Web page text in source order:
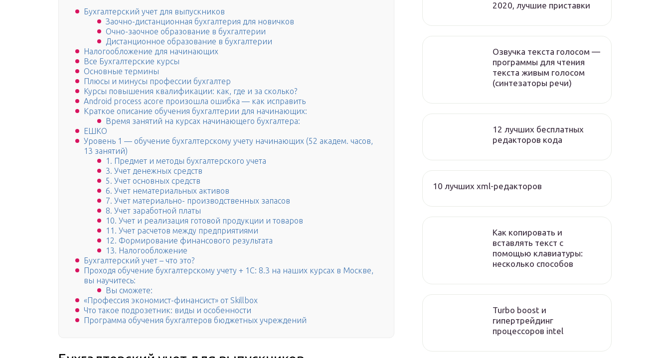
Бухгалтерский учет для выпускников
Заочно-дистанционная бухгалтерия для новичков
Очно-заочное образование в бухгалтерии
Дистанционное образование в бухгалтерии
Налогообложение для начинающих
Все Бухгалтерские курсы
Основные термины
Плюсы и минусы профессии бухгалтер
Курсы повышения квалификации: как, где и за сколько?
Android process acore произошла ошибка — как исправить
Краткое описание обучения бухгалтерии для начинающих:
Время занятий на курсах начинающего бухгалтера:
ЕШКО
Уровень 1 — обучение бухгалтерскому учету начинающих (52 академ. часов,
13 занятий)
1. Предмет и методы бухгалтерского учета
3. Учет денежных средств
5. Учет основных средств
6. Учет нематериальных активов
7. Учет материально- производственных запасов
8. Учет заработной платы
10. Учет и реализация готовой продукции и товаров
11. Учет расчетов между предприятиями
12. Формирование финансового результата
13. Налогообложение
Бухгалтерский учет – что это?
Проходя обучение бухгалтерскому учету + 1С: 8.3 на наших курсах в Москве,
вы научитесь:
Вы сможете:
«Профессия экономист-финансист» от Skillbox
Что такое подрозетник: виды и особенности
Программа обучения бухгалтеров бюджетных учреждений
2020, лучшие приставки
Озвучка текста голосом —
программы для чтения
текста живым голосом
(синтезаторы речи)
12 лучших бесплатных
редакторов кода
10 лучших xml-редакторов
Как копировать и
вставлять текст с
помощью клавиатуры:
несколько способов
Turbo boost и
гипертрейдинг
процессоров intel